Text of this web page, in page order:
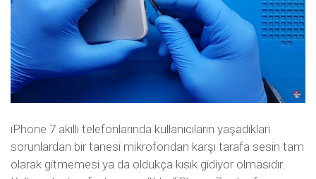
iPhone 7 akıllı telefonlarında kullanıcıların yaşadıkları
sorunlardan bir tanesi mikrofondan karşı tarafa sesin tam
olarak gitmemesi ya da oldukça kısık gidiyor olmasıdır.